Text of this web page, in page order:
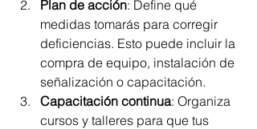
Plan de acción: Define qué
medidas tomarás para corregir
deficiencias. Esto puede incluir la
compra de equipo, instalación de
señalización o capacitación.
Capacitación continua: Organiza
cursos y talleres para que tus